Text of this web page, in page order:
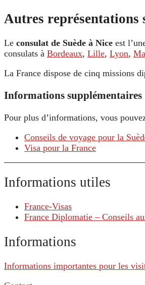
Autres représentations
Le consulat de Suède à Nice est
consulats à Bordeaux, Lille, Lyon,
La France dispose de cinq missions
Informations supplémentaires
Pour plus d’informations, vous
Conseils de voyage pour la
Visa pour la France
Informations utiles
France-Visas
France Diplomatie – Conseils
Informations
Informations importantes pour les